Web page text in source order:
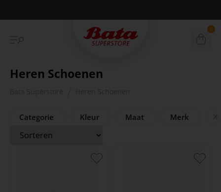
Betaal achteraf met Klarna 0
Heren Schoenen
Categorie Kleur Maat Merk